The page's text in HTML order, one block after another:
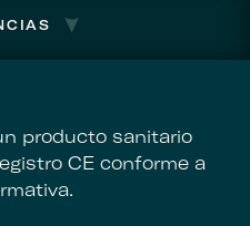
producto sanitario
CE conforme a